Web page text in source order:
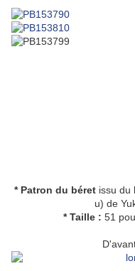
* Patron du béret issu du
u) de
* Taille : 51